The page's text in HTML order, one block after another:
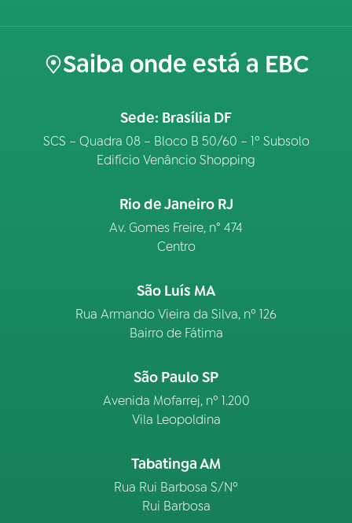
Saiba onde está a EBC
Sede: Brasília DF
SCS – Quadra 08 – Bloco B 50/60 – 1º Subsolo
Edifício Venâncio Shopping
Rio de Janeiro RJ
Av. Gomes Freire, n° 474
Centro
São Luís MA
Rua Armando Vieira da Silva, nº 126
Bairro de Fátima
São Paulo SP
Avenida Mofarrej, nº 1.200
Vila Leopoldina
Tabatinga AM
Rua Rui Barbosa S/Nº
Rui Barbosa